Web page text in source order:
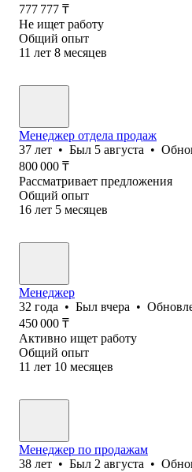
777 777 ₸
Не ищет работу
Общий опыт
11 лет 8 месяцев
Менеджер отдела продаж
37 лет • Был 5 августа •
800 000 ₸
Рассматривает предложения
Общий опыт
16 лет 5 месяцев
Менеджер
32 года • Был вчера •
450 000 ₸
Активно ищет работу
Общий опыт
11 лет 10 месяцев
Менеджер по продажам
38 лет • Был 2 августа •